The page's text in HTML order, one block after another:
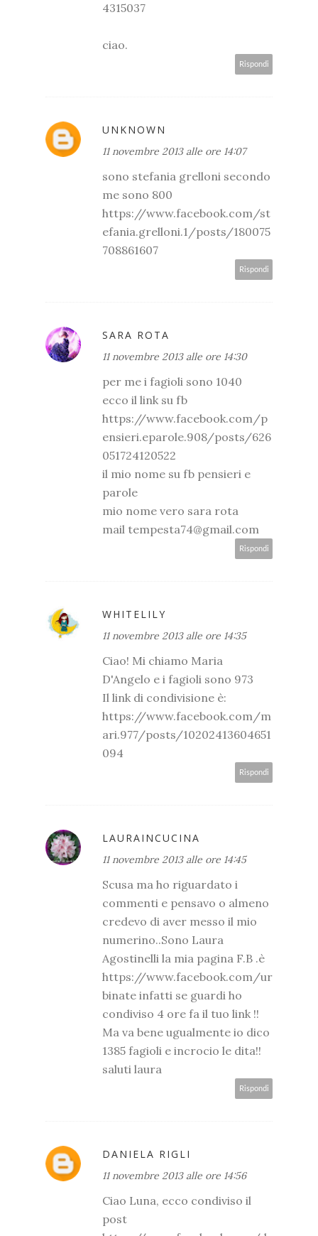
4315037
ciao.
Rispondi
UNKNOWN
11 novembre 2013 alle ore 14:07
sono stefania grelloni secondo
me sono 800
https://www.facebook.com/st
efania.grelloni.1/posts/180075
708861607
Rispondi
SARA ROTA
11 novembre 2013 alle ore 14:30
per me i fagioli sono 1040
ecco il link su fb
https://www.facebook.com/p
ensieri.eparole.908/posts/626
051724120522
il mio nome su fb pensieri e
parole
mio nome vero sara rota
mail tempesta74@gmail.com
Rispondi
WHITELILY
11 novembre 2013 alle ore 14:35
Ciao! Mi chiamo Maria
D'Angelo e i fagioli sono 973
Il link di condivisione è:
https://www.facebook.com/m
ari.977/posts/10202413604651
094
Rispondi
LAURAINCUCINA
11 novembre 2013 alle ore 14:45
Scusa ma ho riguardato i
commenti e pensavo o almeno
credevo di aver messo il mio
numerino..Sono Laura
Agostinelli la mia pagina F.B .è
https://www.facebook.com/ur
binate infatti se guardi ho
condiviso 4 ore fa il tuo link !!
Ma va bene ugualmente io dico
1385 fagioli e incrocio le dita!!
saluti laura
Rispondi
DANIELA RIGLI
11 novembre 2013 alle ore 14:56
Ciao Luna, ecco condiviso il
post